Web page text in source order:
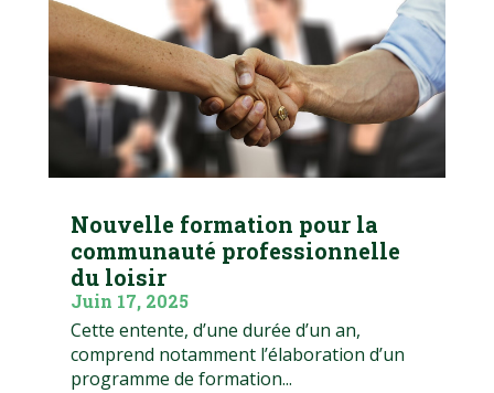
Nouvelle formation pour la
communauté professionnelle
du loisir
Juin 17, 2025
Cette entente, d’une durée d’un an,
comprend notamment l’élaboration d’un
programme de formation...